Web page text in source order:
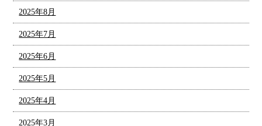
2025年8月
2025年7月
2025年6月
2025年5月
2025年4月
2025年3月